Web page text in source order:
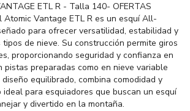
ETL R - Talla 140- OFERTAS
Atomic Vantage ETL R es un esquí All-
para ofrecer versatilidad, estabilidad y
de nieve. Su construcción permite giros
proporcionando seguridad y confianza en
pistas preparadas como en nieve variable
equilibrado, combina comodidad y
ideal para esquiadores que buscan un esquí
y divertido en la montaña.